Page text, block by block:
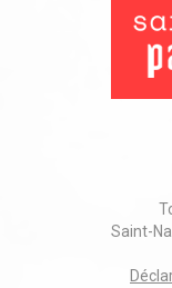
Saint-